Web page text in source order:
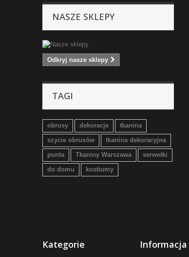
NASZE SKLEPY
Odkryj nasze sklepy
TAGI
obrusy dekoracje
tkanina
szycie obrusów
tkanina dekoracyjna
punta
Tkaniny Warszawa
serwetki
do domu
kostiumy
Kategorie Informacja